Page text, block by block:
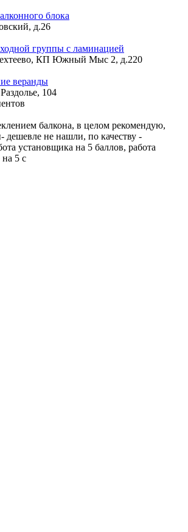
блока
д.26
группы с ламинацией
КП Южный Мыс 2, д.220
веранды
104
балкона, в целом рекомендую,
не нашли, по качеству -
установщика на 5 баллов, работа
на 5 с